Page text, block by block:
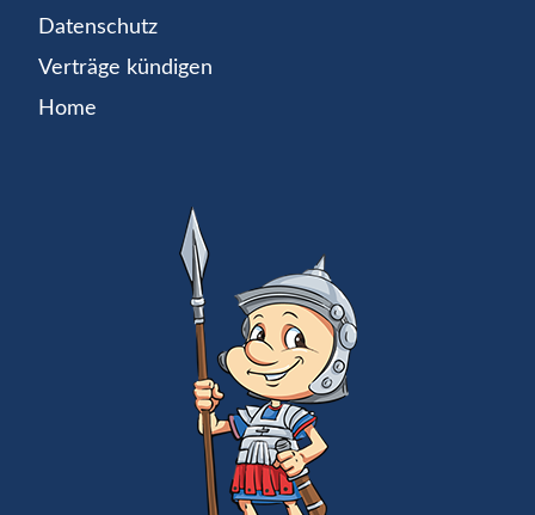
Datenschutz
Verträge kündigen
Home